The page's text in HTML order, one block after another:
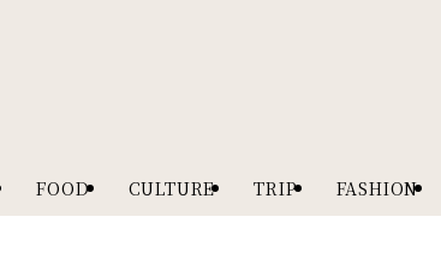
FOOD CULTURE TRIP FASHION